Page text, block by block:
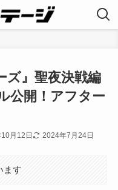
ズ』聖夜決戦編
公開！アフター
月12日 2024年7月24日
ます